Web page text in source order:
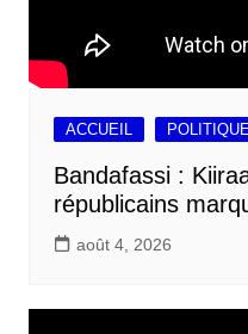
ACCUEIL POLITIQUE
Bandafassi :
républicains
août 4, 2026